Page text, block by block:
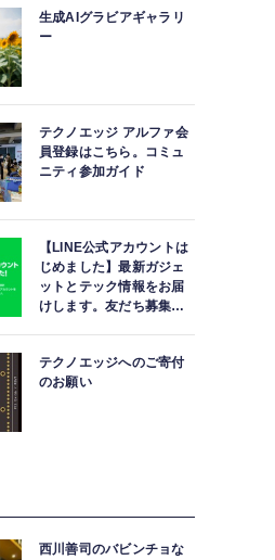
生成AIグラビアギャラリ
ー
テクノエッジ アルファ会
員登録はこちら。コミュ
ニティ参加ガイド
【LINE公式アカウントは
じめました】最新ガジェ
ットとテック情報をお届
けします。友だち募集
テクノエッジへのご寄付
のお願い
西川善司のバビンチョな